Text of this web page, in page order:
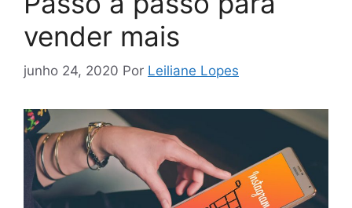
vender mais
junho 24, 2020 Por Leiliane Lopes